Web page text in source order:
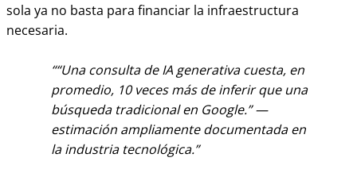
sola ya no basta para financiar la infraestructura
necesaria.
“Una consulta de IA generativa cuesta, en
promedio, 10 veces más de inferir que una
búsqueda tradicional en Google.” —
estimación ampliamente documentada en
la industria tecnológica.